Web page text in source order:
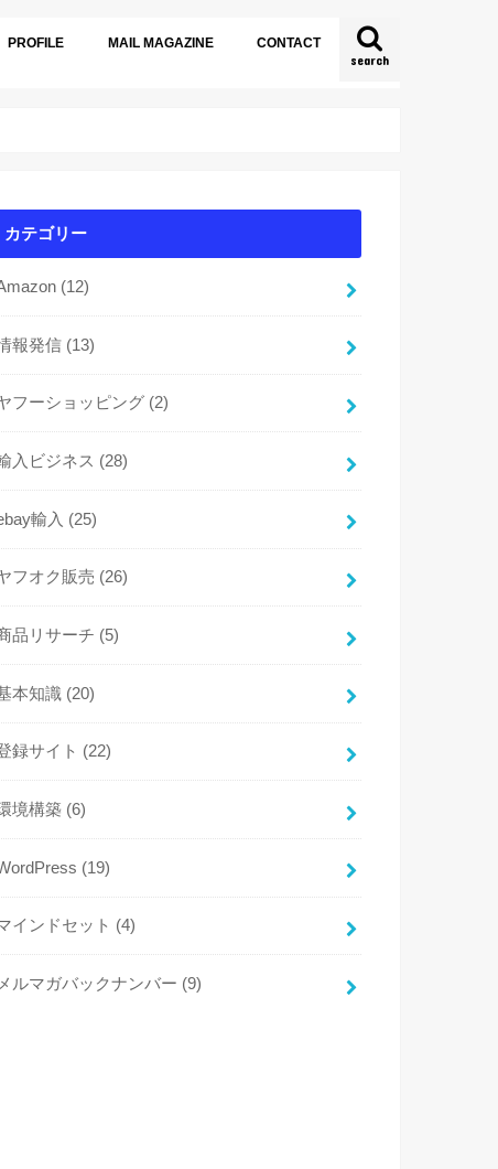
search
PROFILE MAIL MAGAZINE CONTACT
カテゴリー
(12)
報発信 (13)
フーショッピング (2)
入ビジネス (28)
輸入 (25)
フオク販売 (26)
品リサーチ (5)
本知識 (20)
録サイト (22)
境構築 (6)
(19)
インドセット (4)
メルマガバックナンバー (9)